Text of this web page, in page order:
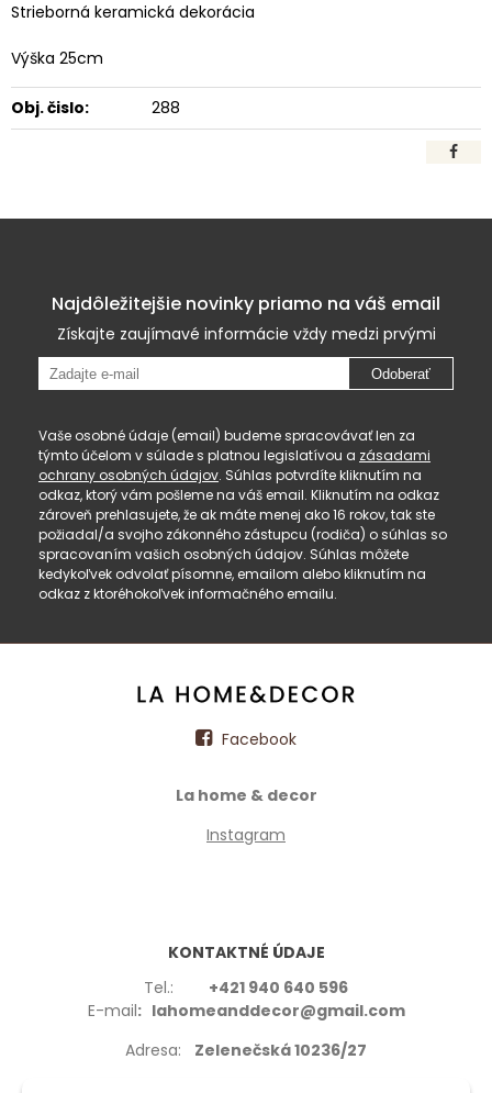
Strieborná keramická dekorácia
Výška 25cm
Obj. čislo: 288
Najdôležitejšie novinky priamo na váš email
Získajte zaujímavé informácie vždy medzi prvými
Odoberať
Vaše osobné údaje (email) budeme spracovávať len za
týmto účelom v súlade s platnou legislatívou a zásadami
ochrany osobných údajov. Súhlas potvrdíte kliknutím na
odkaz, ktorý vám pošleme na váš email. Kliknutím na odkaz
zároveň prehlasujete, že ak máte menej ako 16 rokov, tak ste
požiadal/a svojho zákonného zástupcu (rodiča) o súhlas so
spracovaním vašich osobných údajov. Súhlas môžete
kedykoľvek odvolať písomne, emailom alebo kliknutím na
odkaz z ktoréhokoľvek informačného emailu.
Facebook
La home & decor
Instagram
KONTAKTNÉ ÚDAJE
Tel.: +421 940 640 596
E-mail: lahomeanddecor@gmail.com
Adresa: Zelenečská 10236/27